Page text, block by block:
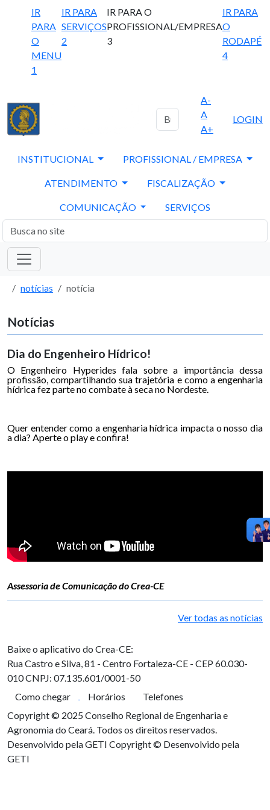
IR
PARA
O
MENU
1
IR PARA
SERVIÇOS
2
IR PARA O
PROFISSIONAL/EMPRESA
3
IR PARA
O
RODAPÉ
4
A-
A
A+
LOGIN
INSTITUCIONAL PROFISSIONAL / EMPRESA
ATENDIMENTO FISCALIZAÇÃO
COMUNICAÇÃO SERVIÇOS
notícias notícia
Notícias
Dia do Engenheiro Hídrico!
O Engenheiro Hyperides fala sobre a importância dessa
profissão, compartilhando sua trajetória e como a engenharia
hídrica fez parte no combate à seca no Nordeste.
Quer entender como a engenharia hídrica impacta o nosso dia
a dia? Aperte o play e confira!
Assessoria de Comunicação do Crea-CE
Ver todas as notícias
Baixe o aplicativo do Crea-CE:
Rua Castro e Silva, 81 - Centro Fortaleza-CE - CEP 60.030-
010CNPJ: 07.135.601/0001-50
Como chegar
Horários
Telefones
Copyright © 2025 Conselho Regional de Engenharia e
Agronomia do Ceará. Todos os direitos reservados.
Desenvolvido pela GETI Copyright © Desenvolvido pela
GETI